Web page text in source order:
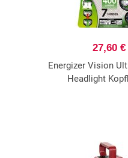
27,60 €
Energizer Vision
Headlight